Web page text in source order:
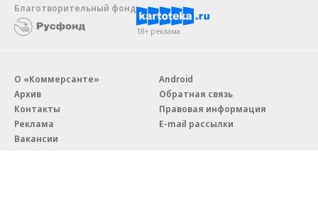
Благотворительный фонд
18+ реклама
О «Коммерсанте»
Архив
Контакты
Реклама
Вакансии
Android
Обратная связь
Правовая информация
E-mail рассылки